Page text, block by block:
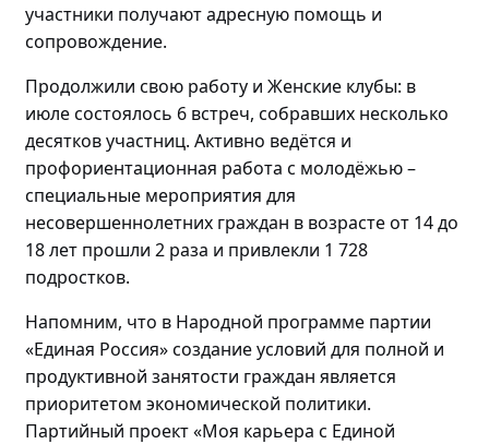
участники получают адресную помощь и
сопровождение.
Продолжили свою работу и Женские клубы: в
июле состоялось 6 встреч, собравших несколько
десятков участниц. Активно ведётся и
профориентационная работа с молодёжью–
специальные мероприятия для
несовершеннолетних граждан в возрасте от 14 до
18 лет прошли 2 раза и привлекли 1 728
подростков.
Напомним, что в Народной программе партии
«Единая Россия» создание условий для полной и
продуктивной занятости граждан является
приоритетом экономической политики.
Партийный проект «Моя карьера с Единой